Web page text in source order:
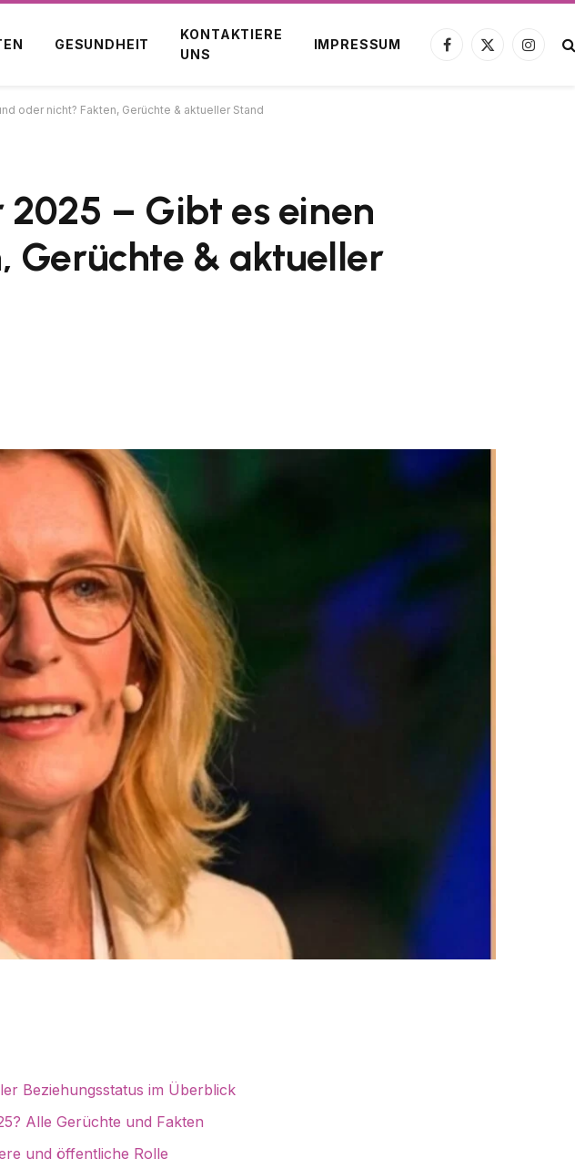
GESUNDHEIT
KONTAKTIERE
UNS
IMPRESSUM
Facebook
X
oder nicht? Fakten, Gerüchte & aktueller Stand
– Gibt es einen
Gerüchte & aktueller
Beziehungsstatus im Überblick
Alle Gerüchte und Fakten
und öffentliche Rolle